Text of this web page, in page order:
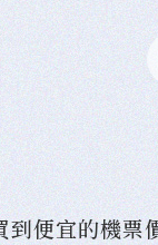
到便宜的機票